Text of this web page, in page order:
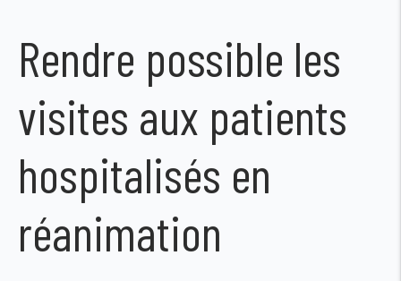
Rendre possible les
visites aux patients
hospitalisés en
réanimation